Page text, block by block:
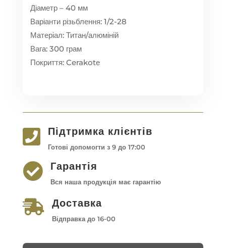
Діаметр – 40 мм
Варіанти різьблення: 1/2-28
Матеріал: Титан/алюміній
Вага: 300 грам
Покриття: Cerakotе
 Підтримка клієнтів
Готові допомогти з 9 до 17:00
 Гарантія
Вся наша продукція має гарантію
 Доставка
Відправка до 16-00